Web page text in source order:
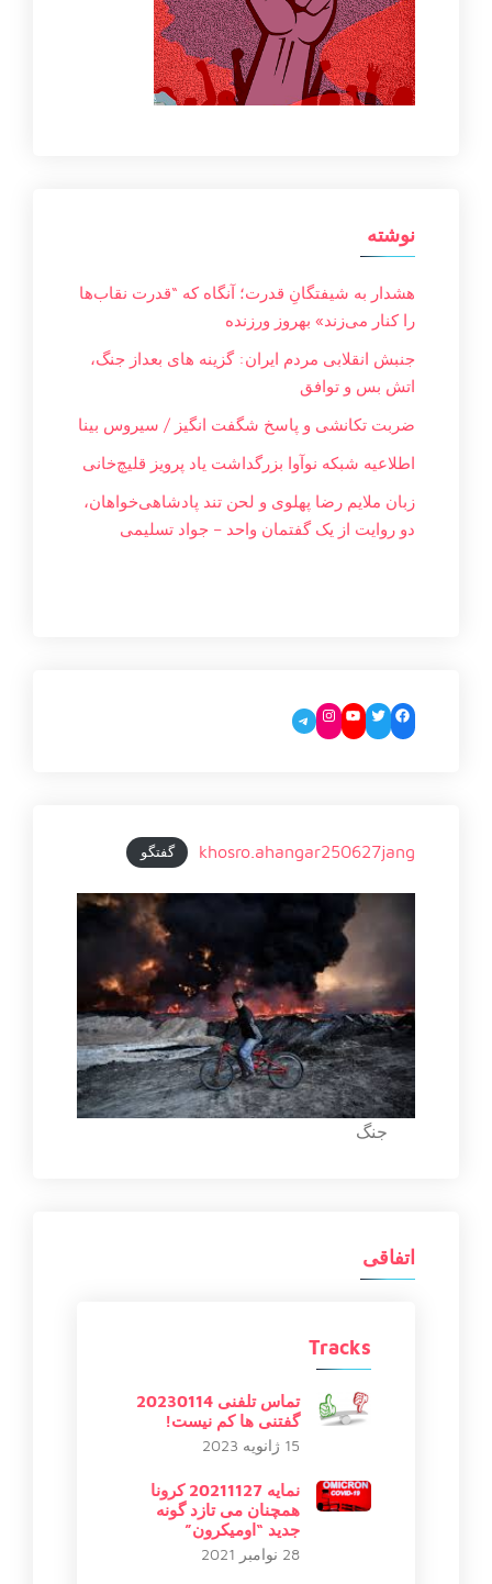
نوشته
هشدار به شیفتگانِ قدرت؛ آنگاه که “قدرت نقاب‌ها
را کنار می‌زند» بهروز ورزنده
جنبش انقلابی مردم ایران: گزینه های بعداز جنگ،
اتش بس و توافق
ضربت تکانشی و پاسخ شگفت انگیز / سیروس بینا
اطلاعیه شبکه نوآوا بزرگداشت یاد پرویز قلیچ‌خانی
زبان ملایم‌ رضا پهلوی و لحن تند پادشاهی‌خواهان،
دو روایت از یک گفتمان واحد – جواد تسليمی
Facebook
Twitter
YouTube
Instagram
Telegram
khosro.ahangar250627jang گفتگو
جنگ
اتفاقی
Tracks
تماس تلفنی 20230114
گفتنی ها کم نیست!
15 ژانویه 2023
نمایه 20211127 کرونا
همچنان می تازد گونه
جدید “اومیکرون”
28 نوامبر 2021